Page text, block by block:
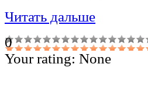
Читать дальше
0
Your rating: None